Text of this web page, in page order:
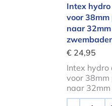
Intex
voor 38mm
naar 32mm
€ 24,95
Intex
voor 38mm
naar